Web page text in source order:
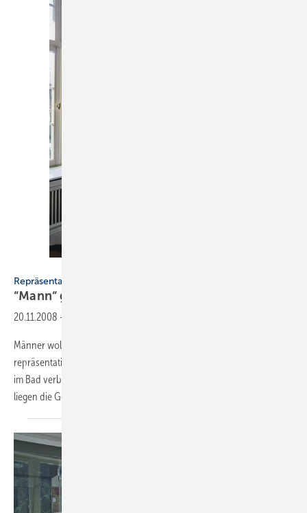
Repräsentative Umfrage
“Mann“ gibt sich im Bad
20.11.2008 -
Männer wollen sich im Bad in erster ­Linie wohlfühlen. Dies ergab eine
repräsentative Umfrage von Ideal ­Standard. Auch im Hinblick auf die
im Bad verbrachte Zeit oder den ­bevorzugten Stil der Badausstattung
­liegen die Geschlechter nicht weit ­voneinander